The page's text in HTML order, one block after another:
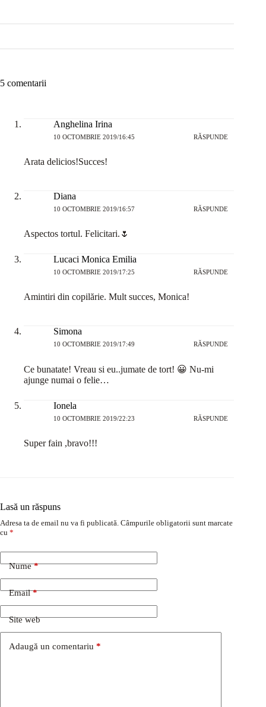
5 comentarii
Anghelina Irina
10 OCTOMBRIE 2019/16:45 RĂSPUNDE
Arata delicios!Succes!
Diana
10 OCTOMBRIE 2019/16:57 RĂSPUNDE
Aspectos tortul. Felicitari.🌷
Lucaci Monica Emilia
10 OCTOMBRIE 2019/17:25 RĂSPUNDE
Amintiri din copilărie. Mult succes, Monica!
Simona
10 OCTOMBRIE 2019/17:49 RĂSPUNDE
Ce bunatate! Vreau si eu..jumate de tort! 😀 Nu-mi
ajunge numai o felie…
Ionela
10 OCTOMBRIE 2019/22:23 RĂSPUNDE
Super fain ,bravo!!!
Lasă un răspuns
Adresa ta de email nu va fi publicată. Câmpurile obligatorii sunt marcate
cu *
Nume*
Email*
Site web
Adaugă un comentariu *